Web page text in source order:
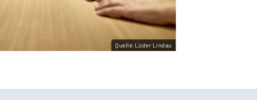
Quelle:Lüder Lindau